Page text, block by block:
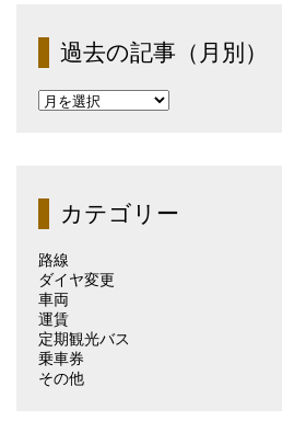
過去の記事（月別）
過
（月
別）カテゴリー
路線
ダイヤ変更
車両
運賃
定期観光バス
乗車券
その他